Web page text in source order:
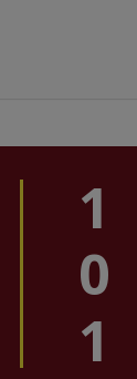
1
0
1